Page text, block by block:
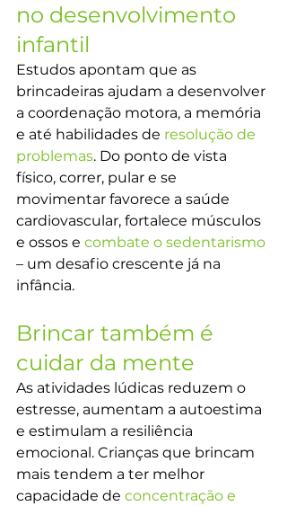
no desenvolvimento
infantil
Estudos apontam que as
brincadeiras ajudam a desenvolver
a coordenação motora, a memória
e até habilidades de resolução de
problemas. Do ponto de vista
físico, correr, pular e se
movimentar favorece a saúde
cardiovascular, fortalece músculos
e ossos e combate o sedentarismo
– um desafio crescente já na
infância.
Brincar também é
cuidar da mente
As atividades lúdicas reduzem o
estresse, aumentam a autoestima
e estimulam a resiliência
emocional. Crianças que brincam
mais tendem a ter melhor
capacidade de concentração e